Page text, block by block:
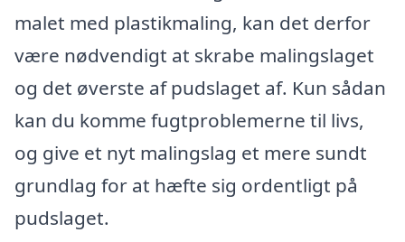
malet med plastikmaling, kan det derfor
være nødvendigt at skrabe malingslaget
og det øverste af pudslaget af. Kun sådan
kan du komme fugtproblemerne til livs,
og give et nyt malingslag et mere sundt
grundlag for at hæfte sig ordentligt på
pudslaget.